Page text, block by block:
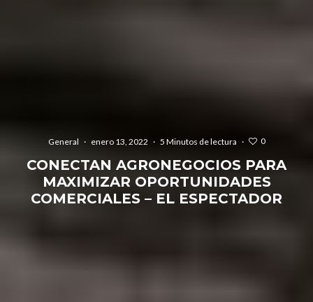
General · enero 13, 2022 · 5 Minutos de lectura · 0
CONECTAN AGRONEGOCIOS PARA
MAXIMIZAR OPORTUNIDADES
COMERCIALES – EL ESPECTADOR